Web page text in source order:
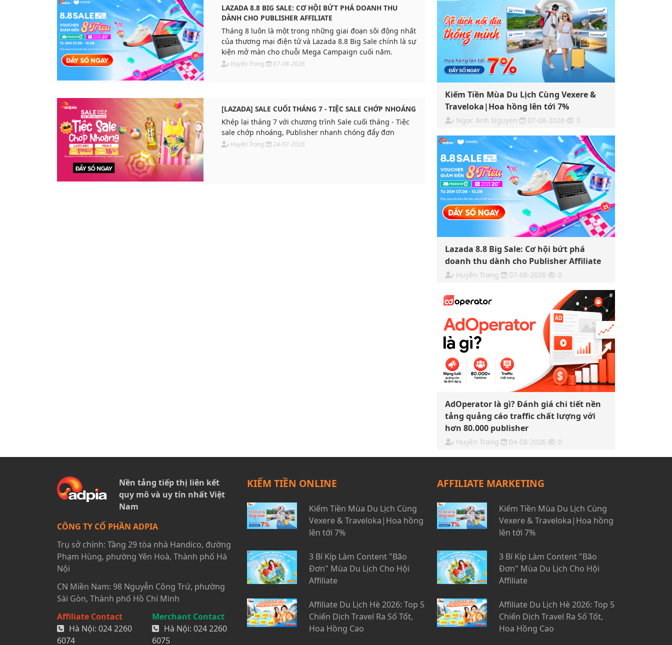
LAZADA 8.8 BIG SALE: CƠ HỘI BỨT PHÁ DOANH THU
DÀNH CHO PUBLISHER AFFILIATE
Tháng 8 luôn là một trong những giai đoạn sôi động nhất
của thương mại điện tử và Lazada 8.8 Big Sale chính là sự
kiện mở màn cho chuỗi Mega Campaign cuối năm.
Huyền Trang 07-08-2026
[LAZADA] SALE CUỐI THÁNG 7 - TIỆC SALE CHỚP NHOÁNG
Khép lại tháng 7 với chương trình Sale cuối tháng - Tiệc
sale chớp nhoáng, Publisher nhanh chóng đẩy đơn
Huyền Trang 24-07-2026
Kiếm Tiền Mùa Du Lịch Cùng Vexere &
Traveloka|Hoa hồng lên tới 7%
Ngoc Anh Nguyen 07-08-2026 0
Lazada 8.8 Big Sale: Cơ hội bứt phá
doanh thu dành cho Publisher Affiliate
Huyền Trang 07-08-2026 0
AdOperator là gì? Đánh giá chi tiết nền
tảng quảng cáo traffic chất lượng với
hơn 80.000 publisher
Huyền Trang 04-08-2026 0
Nền tảng tiếp thị liên kết
quy mô và uy tín nhất Việt
Nam
CÔNG TY CỔ PHẦN ADPIA
Trụ sở chính: Tầng 29 tòa nhà Handico, đường
Phạm Hùng, phường Yên Hoà, Thành phố Hà
Nội
CN Miền Nam: 98 Nguyễn Công Trứ, phường
Sài Gòn, Thành phố Hồ Chí Minh
Affiliate Contact
Hà Nội: 024 2260
6074
Merchant Contact
Hà Nội: 024 2260
6075
KIẾM TIỀN ONLINE
Kiếm Tiền Mùa Du Lịch Cùng
Vexere & Traveloka|Hoa hồng
lên tới 7%
3 Bí Kíp Làm Content "Bão
Đơn" Mùa Du Lịch Cho Hội
Affiliate
Affiliate Du Lịch Hè 2026: Top 5
Chiến Dịch Travel Ra Số Tốt,
Hoa Hồng Cao
AFFILIATE MARKETING
Kiếm Tiền Mùa Du Lịch Cùng
Vexere & Traveloka|Hoa hồng
lên tới 7%
3 Bí Kíp Làm Content "Bão
Đơn" Mùa Du Lịch Cho Hội
Affiliate
Affiliate Du Lịch Hè 2026: Top 5
Chiến Dịch Travel Ra Số Tốt,
Hoa Hồng Cao